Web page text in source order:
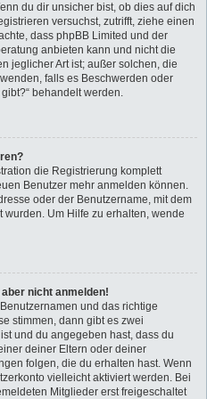
du dir unsicher bist, ob dies auf dich
versuchst, zutrifft, ziehe einen
dass phpBB Limited und der
anbieten kann und nicht die
jeglicher Art ist; außer solchen, die
falls es Beschwerden oder
behandelt werden.
die Registrierung komplett
Benutzer mehr anmelden können.
oder der Benutzername, mit dem
Um Hilfe zu erhalten, wende
nicht anmelden!
und das richtige
stimmen, dann gibt es zwei
und du angegeben hast, dass du
deiner Eltern oder deiner
folgen, die du erhalten hast. Wenn
vielleicht aktiviert werden. Bei
Mitglieder erst freigeschaltet